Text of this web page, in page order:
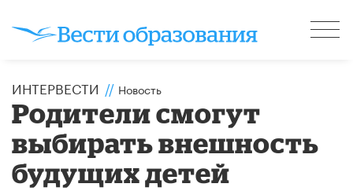
ИНТЕРВЕСТИ // Новость
Родители смогут
выбирать внешность
будущих детей